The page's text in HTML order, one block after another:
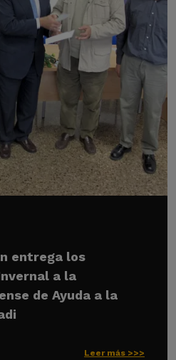
entrega los
a la
de Ayuda a la
Leer más >>>